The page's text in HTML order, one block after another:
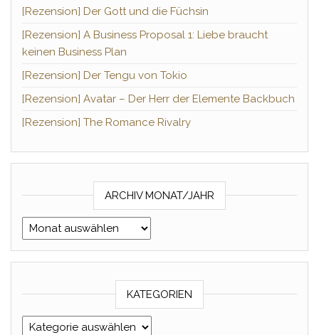
[Rezension] Der Gott und die Füchsin
[Rezension] A Business Proposal 1: Liebe braucht
keinen Business Plan
[Rezension] Der Tengu von Tokio
[Rezension] Avatar – Der Herr der Elemente Backbuch
[Rezension] The Romance Rivalry
ARCHIV MONAT/JAHR
Archiv Monat/Jahr
KATEGORIEN
Kategorien